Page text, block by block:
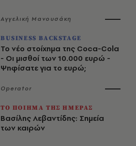
Αγγελική Μανουσάκη
BUSINESS BACKSTAGE
Το νέο στοίχημα της Coca-Cola
- Οι μισθοί των 10.000 ευρώ -
Ψηφίσατε για το ευρώ;
Operator
ΤΟ ΠΟΙΗΜΑ ΤΗΣ ΗΜΕΡΑΣ
Βασίλης Λεβαντίδης: Σημεία
των καιρών